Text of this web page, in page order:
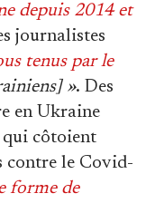
depuis 2014 et
journalistes
tenus par le
». Des
en Ukraine
qui côtoient
contre le Covid-
forme de